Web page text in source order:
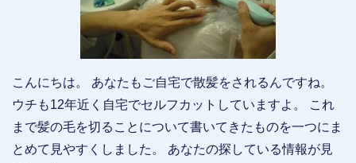
こんにちは。 あなたもご自宅で散髪をされるんですね。
ウチも12年近く自宅でセルフカットしていますよ。 これ
まで髪の毛を切ることについて書いてきたものを一つにま
とめて見やすくしました。 あなたの探している情報が見